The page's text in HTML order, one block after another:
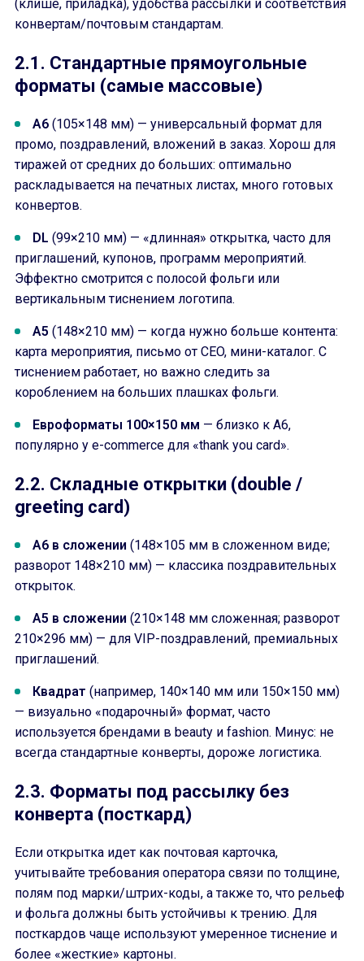
(клише, приладка), удобства рассылки и соответствия
конвертам/почтовым стандартам.
2.1. Стандартные прямоугольные
форматы (самые массовые)
A6 (105×148 мм) — универсальный формат для
промо, поздравлений, вложений в заказ. Хорош для
тиражей от средних до больших: оптимально
раскладывается на печатных листах, много готовых
конвертов.
DL (99×210 мм) — «длинная» открытка, часто для
приглашений, купонов, программ мероприятий.
Эффектно смотрится с полосой фольги или
вертикальным тиснением логотипа.
A5 (148×210 мм) — когда нужно больше контента:
карта мероприятия, письмо от CEO, мини-каталог. С
тиснением работает, но важно следить за
короблением на больших плашках фольги.
Евроформаты 100×150 мм — близко к A6,
популярно у e-commerce для «thank you card».
2.2. Складные открытки (double /
greeting card)
A6 в сложении (148×105 мм в сложенном виде;
разворот 148×210 мм) — классика поздравительных
открыток.
A5 в сложении (210×148 мм сложенная; разворот
210×296 мм) — для VIP-поздравлений, премиальных
приглашений.
Квадрат (например, 140×140 мм или 150×150 мм)
— визуально «подарочный» формат, часто
используется брендами в beauty и fashion. Минус: не
всегда стандартные конверты, дороже логистика.
2.3. Форматы под рассылку без
конверта (посткард)
Если открытка идет как почтовая карточка,
учитывайте требования оператора связи по толщине,
полям под марки/штрих-коды, а также то, что рельеф
и фольга должны быть устойчивы к трению. Для
посткардов чаще используют умеренное тиснение и
более «жесткие» картоны.